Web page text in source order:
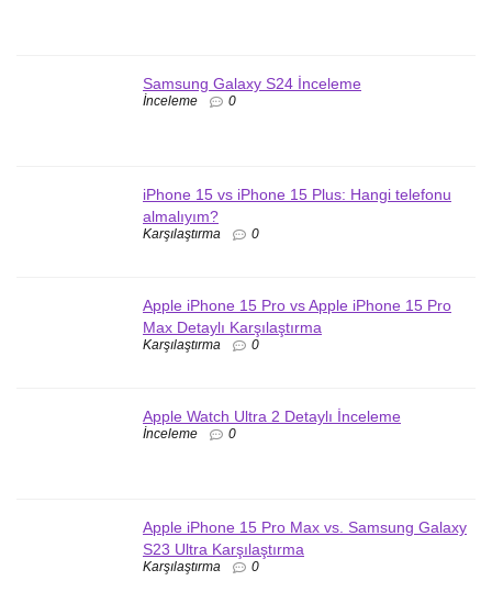
Samsung Galaxy S24 İnceleme
İnceleme 0
iPhone 15 vs iPhone 15 Plus: Hangi telefonu
almalıyım?
Karşılaştırma 0
Apple iPhone 15 Pro vs Apple iPhone 15 Pro
Max Detaylı Karşılaştırma
Karşılaştırma 0
Apple Watch Ultra 2 Detaylı İnceleme
İnceleme 0
Apple iPhone 15 Pro Max vs. Samsung Galaxy
S23 Ultra Karşılaştırma
Karşılaştırma 0